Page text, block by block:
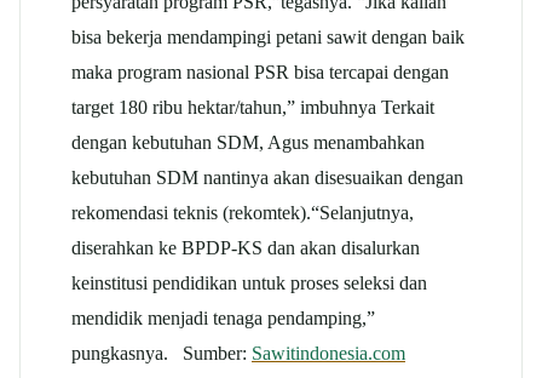
bisa bekerja mendampingi petani sawit dengan baik
maka program nasional PSR bisa tercapai dengan
target 180 ribu hektar/tahun,” imbuhnya Terkait
dengan kebutuhan SDM, Agus menambahkan
kebutuhan SDM nantinya akan disesuaikan dengan
rekomendasi teknis (rekomtek).“Selanjutnya,
diserahkan ke BPDP-KS dan akan disalurkan
keinstitusi pendidikan untuk proses seleksi dan
mendidik menjadi tenaga pendamping,”
pungkasnya. Sumber: Sawitindonesia.com